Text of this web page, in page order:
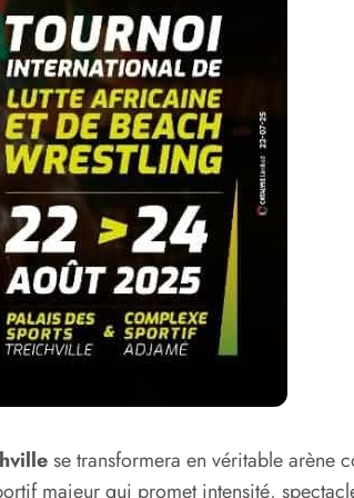
se transformera en véritable arène
majeur qui promet intensité,